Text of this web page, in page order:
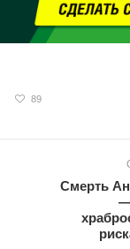
89
Смерть
—